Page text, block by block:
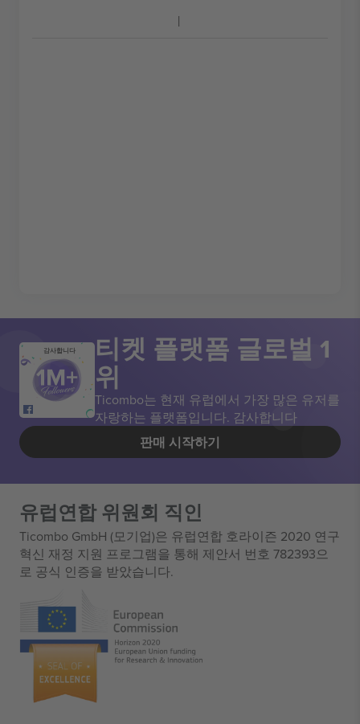
감사합니다 티켓 플랫폼 글로벌 1
위
Ticombo는 현재 유럽에서 가장 많은 유저를
자랑하는 플랫폼입니다. 감사합니다
판매 시작하기
유럽연합 위원회 직인
Ticombo GmbH (모기업)은 유럽연합 호라이즌 2020 연구
혁신 재정 지원 프로그램을 통해 제안서 번호 782393으
로 공식 인증을 받았습니다.